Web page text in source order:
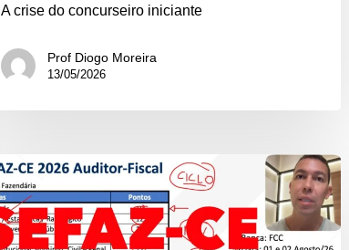
A crise do concurseiro iniciante
Prof Diogo Moreira
13/05/2026